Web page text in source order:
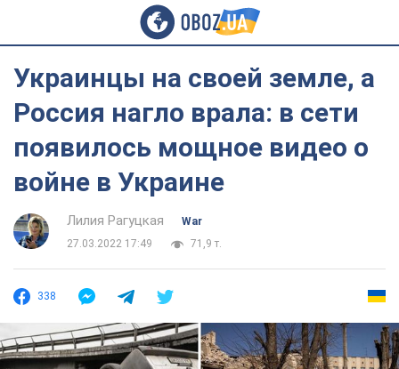
Украинцы на своей земле, а
Россия нагло врала: в сети
появилось мощное видео о
войне в Украине
Лилия Рагуцкая
War
27.03.2022 17:49
71,9 т.
338